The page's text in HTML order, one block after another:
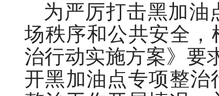
为严厉打击黑加油
场秩序和公共安全，
治行动实施方案》要
开黑加油点专项整